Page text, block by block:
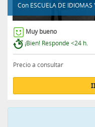
Con ESCUELA DE IDIOMAS
Muy bueno
¡Bien! Responde <24 h.
Precio a consultar